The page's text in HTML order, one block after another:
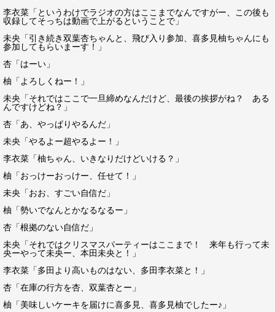
李衣菜「というわけでラジオの方はここまでなんですがー、この後も
収録してそっちは動画で上がるということで」
未央「引き続き双葉杏ちゃんと、飛び入り参加、喜多見柚ちゃんにも
参加してもらいまーす！」
杏「はーい」
柚「よろしくねー！」
未央「それではここで一旦締めなんだけど、最後の挨拶がね？ ある
んですけどね？」
杏「あ、やっぱりやるんだ」
未央「やるよー超やるよー！」
李衣菜「柚ちゃん、いきなりだけどいける？」
柚「おっけーおっけー、任せて！」
未央「おお、すごい自信だ」
柚「勢いでなんとかなるなるー」
杏「根拠のない自信だ」
未央「それではクリスマスパーティーはここまで！ 来年も行って未
央ーやって未央ー、本田未央と！」
李衣菜「多田より高いものはない、多田李衣菜と！」
杏「在庫の行方を杏、双葉杏とー」
柚「美味しいケーキを届けに喜多見、喜多見柚でしたー♪」